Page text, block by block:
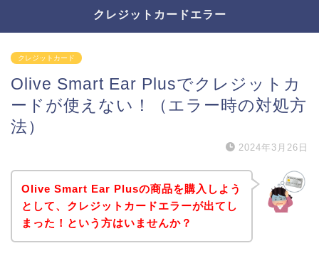
クレジットカードエラー
クレジットカード
Olive Smart Ear Plusでクレジットカ
ードが使えない！（エラー時の対処方
法）
2024年3月26日
Olive Smart Ear Plusの商品を購入しよう
として、クレジットカードエラーが出てし
まった！という方はいませんか？